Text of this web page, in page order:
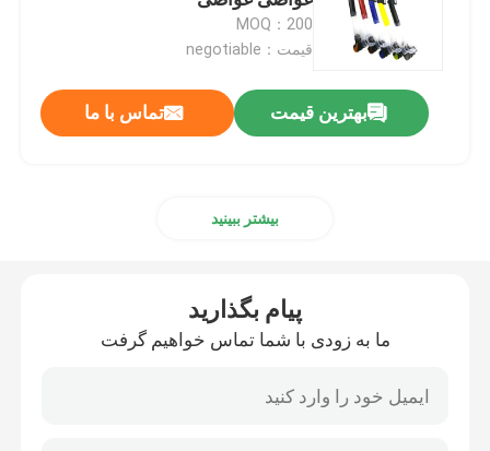
اسکی اسکی اسلحه
کفی شنا ضد آب
مسابقات رانندگی موتو کروز
عینک آفتابی ورزشی قطبشده
MOQ：200
قیمت：negotiable
بهترین قیمت تماس با ما
بیشتر ببینید
پیام بگذارید
ما به زودی با شما تماس خواهیم گرفت